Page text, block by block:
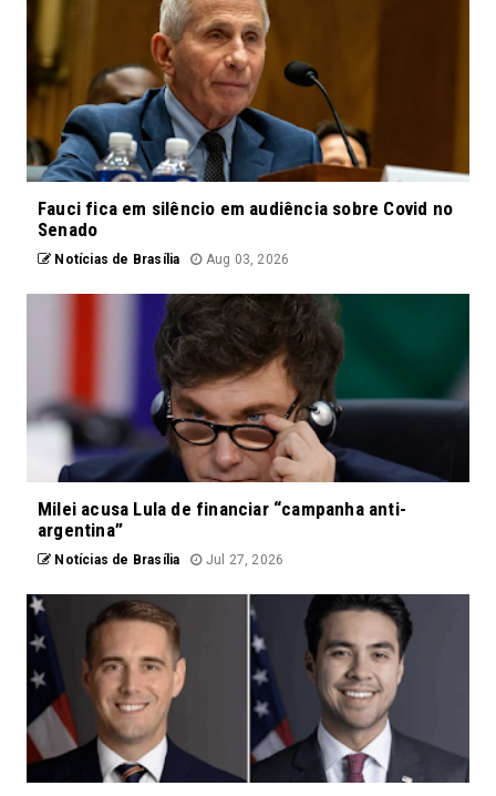
Fauci fica em silêncio em audiência sobre Covid no
Senado
Notícias de Brasília Aug 03, 2026
Milei acusa Lula de financiar “campanha anti-
argentina”
Notícias de Brasília Jul 27, 2026